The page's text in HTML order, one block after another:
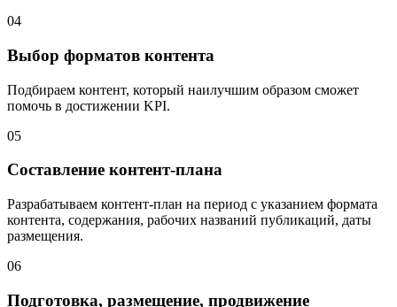
04
Выбор форматов контента
Подбираем контент, который наилучшим образом сможет
помочь в достижении KPI.
05
Составление контент-плана
Разрабатываем контент-план на период с указанием формата
контента, содержания, рабочих названий публикаций, даты
размещения.
06
Подготовка, размещение, продвижение